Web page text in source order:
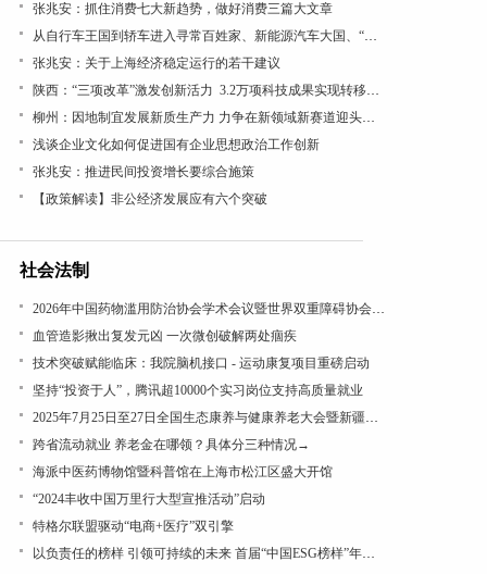
张兆安：抓住消费七大新趋势，做好消费三篇大文章
从自行车王国到轿车进入寻常百姓家、新能源汽车大国、“低空经济”看“汽车文化”理论的引领作用
张兆安：关于上海经济稳定运行的若干建议
陕西：“三项改革”激发创新活力 3.2万项科技成果实现转移转化
柳州：因地制宜发展新质生产力 力争在新领域新赛道迎头赶上
浅谈企业文化如何促进国有企业思想政治工作创新
张兆安：推进民间投资增长要综合施策
【政策解读】非公经济发展应有六个突破
社会法制
2026年中国药物滥用防治协会学术会议暨世界双重障碍协会年会在沪召开
血管造影揪出复发元凶 一次微创破解两处痼疾
技术突破赋能临床：我院脑机接口 - 运动康复项目重磅启动
坚持“投资于人”，腾讯超10000个实习岗位支持高质量就业
2025年7月25日至27日全国生态康养与健康养老大会暨新疆昭苏康养旅游文化活动成功举办
跨省流动就业 养老金在哪领？具体分三种情况→
海派中医药博物馆暨科普馆在上海市松江区盛大开馆
“2024丰收中国万里行大型宣推活动”启动
特格尔联盟驱动“电商+医疗”双引擎
以负责任的榜样 引领可持续的未来 首届“中国ESG榜样”年度盛典成功举办